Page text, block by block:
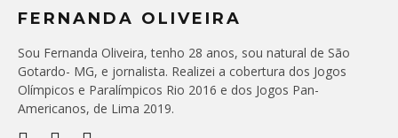
FERNANDA OLIVEIRA
Sou Fernanda Oliveira, tenho 28 anos, sou natural de São
Gotardo- MG, e jornalista. Realizei a cobertura dos Jogos
Olímpicos e Paralímpicos Rio 2016 e dos Jogos Pan-
Americanos, de Lima 2019.